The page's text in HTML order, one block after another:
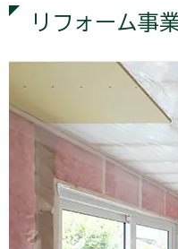
リフォーム事